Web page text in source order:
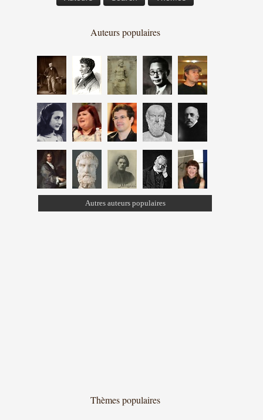
Auteurs populaires
Autres auteurs populaires
Thèmes populaires